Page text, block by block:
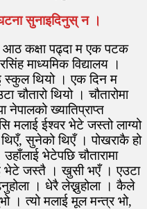
सुनाइदिनुस् न ।
कक्षा पढ्दा म एक पटक
माध्यमिक विद्यालय ।
स्कुल थियो । एक दिन म
चौतारो थियो । चौतारोमा
नेपालको ख्यातिप्राप्त
मलाई ईश्वर भेटे जस्तो लाग्यो
थिएँ, सुनेको थिएँ । पोखराकै हो
भेटेपछि चौतारामा
भेटे जस्तै । खुसी भएँ । एउटा
। धेरै लेख्नुहोला । कैले
। त्यो मलाई मूल मन्त्र भो,